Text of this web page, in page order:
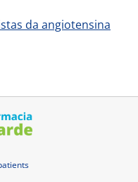
da angiotensina